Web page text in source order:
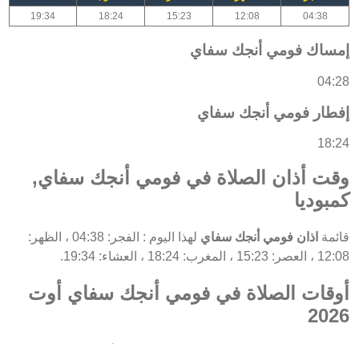
04:38
12:08
15:23
18:24
19:34
إمساك فومي أنجك سفاي
04:28
إفطار فومي أنجك سفاي
18:24
وقت أذان الصلاة في فومي أنجك سفاي,
كمبوديا
قائمة اذان فومي أنجك سفاي
لهذا اليوم : الفجر: 04:38 ، الظهر:
12:08 ، العصر: 15:23 ، المغرب: 18:24 ، العشاء: 19:34.
أوقات الصلاة في فومي أنجك سفاي أوت
2026